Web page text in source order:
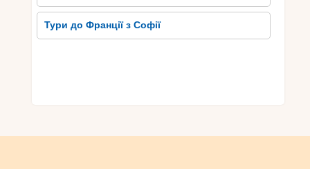
Тури до Франції з Софії